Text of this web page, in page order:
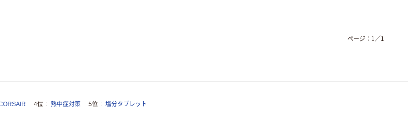
ページ： 1／1
4位 熱中症対策 5位 塩分タブレット